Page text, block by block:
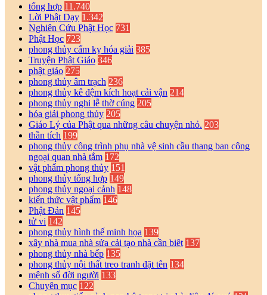
tổng hợp 11.740
Lời Phật Dạy 1.342
Nghiên Cứu Phật Học 731
Phật Học 723
phong thủy cấm kỵ hóa giải 385
Truyện Phật Giáo 346
phật giáo 275
phong thủy âm trạch 236
phong thủy kê đệm kích hoạt cải vận 214
phong thủy nghi lễ thờ cúng 205
hóa giải phong thủy 205
Giáo Lý của Phật qua những câu chuyện nhỏ. 203
thần tích 199
phong thủy công trình phụ nhà vệ sinh cầu thang ban công
ngoại quan nhà tắm 172
vật phẩm phong thủy 151
phong thủy tổng hợp 149
phong thủy ngoại cảnh 148
kiến thức vật phẩm 146
Phật Đản 145
tử vi 142
phong thủy hình thế minh họa 139
xây nhà mua nhà sửa cải tạo nhà cần biêt 137
phong thủy nhà bếp 135
phong thủy nội thất treo tranh đặt tên 134
mệnh số đời người 133
Chuyên mục 122